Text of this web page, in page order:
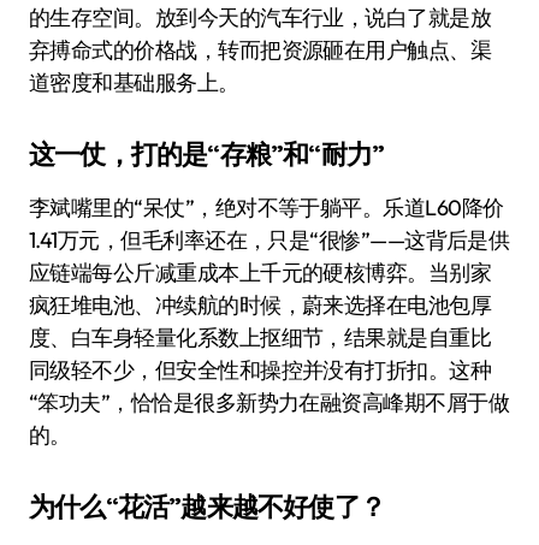
的生存空间。放到今天的汽车行业，说白了就是放
弃搏命式的价格战，转而把资源砸在用户触点、渠
道密度和基础服务上。
这一仗，打的是“存粮”和“耐力”
李斌嘴里的“呆仗”，绝对不等于躺平。乐道L60降价
1.41万元，但毛利率还在，只是“很惨”——这背后是供
应链端每公斤减重成本上千元的硬核博弈。当别家
疯狂堆电池、冲续航的时候，蔚来选择在电池包厚
度、白车身轻量化系数上抠细节，结果就是自重比
同级轻不少，但安全性和操控并没有打折扣。这种
“笨功夫”，恰恰是很多新势力在融资高峰期不屑于做
的。
为什么“花活”越来越不好使了？